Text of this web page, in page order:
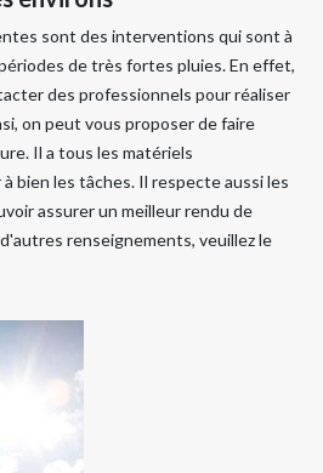
sont des interventions qui sont à
de très fortes pluies. En effet,
des professionnels pour réaliser
on peut vous proposer de faire
Il a tous les matériels
bien les tâches. Il respecte aussi les
assurer un meilleur rendu de
renseignements, veuillez le